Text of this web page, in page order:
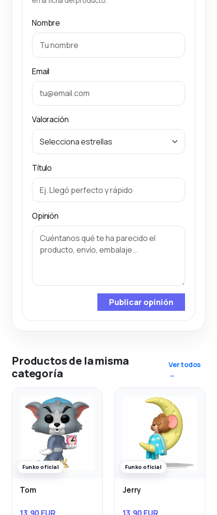
Nombre
Email
Valoración
Título
Opinión
Publicar opinión
Productos de la misma
categoría
Ver todos
→
Funko oficial
Tom
Funko oficial
Jerry